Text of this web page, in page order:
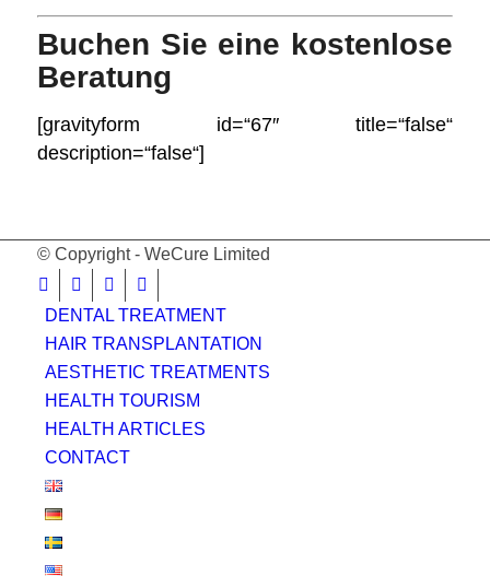
Buchen Sie eine kostenlose
Beratung
[gravityform id=“67″ title=“false“
description=“false“]
© Copyright - WeCure Limited
DENTAL TREATMENT
HAIR TRANSPLANTATION
AESTHETIC TREATMENTS
HEALTH TOURISM
HEALTH ARTICLES
CONTACT